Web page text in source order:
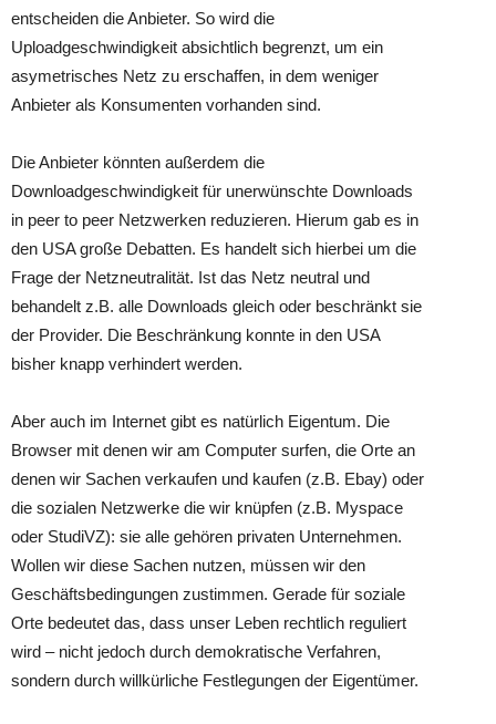
entscheiden die Anbieter. So wird die
Uploadgeschwindigkeit absichtlich begrenzt, um ein
asymetrisches Netz zu erschaffen, in dem weniger
Anbieter als Konsumenten vorhanden sind.
Die Anbieter könnten außerdem die
Downloadgeschwindigkeit für unerwünschte Downloads
in peer to peer Netzwerken reduzieren. Hierum gab es in
den USA große Debatten. Es handelt sich hierbei um die
Frage der Netzneutralität. Ist das Netz neutral und
behandelt z.B. alle Downloads gleich oder beschränkt sie
der Provider. Die Beschränkung konnte in den USA
bisher knapp verhindert werden.
Aber auch im Internet gibt es natürlich Eigentum. Die
Browser mit denen wir am Computer surfen, die Orte an
denen wir Sachen verkaufen und kaufen (z.B. Ebay) oder
die sozialen Netzwerke die wir knüpfen (z.B. Myspace
oder StudiVZ): sie alle gehören privaten Unternehmen.
Wollen wir diese Sachen nutzen, müssen wir den
Geschäftsbedingungen zustimmen. Gerade für soziale
Orte bedeutet das, dass unser Leben rechtlich reguliert
wird – nicht jedoch durch demokratische Verfahren,
sondern durch willkürliche Festlegungen der Eigentümer.